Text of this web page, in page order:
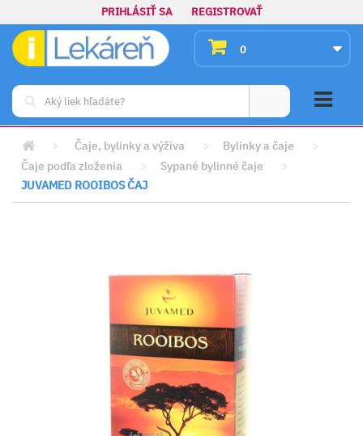
PRIHLÁSIŤ SA REGISTROVAŤ
0
> Čaje, bylinky a výživa > Bylinky a čaje
>
Čaje podľa zloženia
> Sypané bylinné čaje
>
JUVAMED ROOIBOS ČAJ